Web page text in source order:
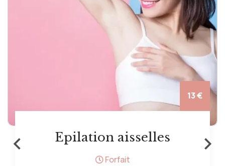
13 €
Epilation aisselles
Forfait
‹ ›